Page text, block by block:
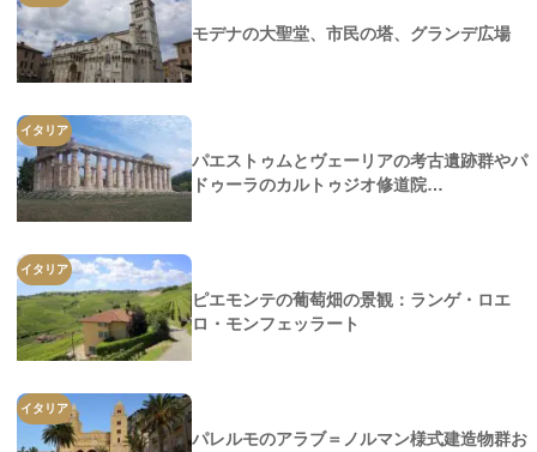
モデナの大聖堂、市民の塔、グランデ広場
イタリア
パエストゥムとヴェーリアの考古遺跡群やパ
ドゥーラのカルトゥジオ修道院…
イタリア
ピエモンテの葡萄畑の景観：ランゲ・ロエ
ロ・モンフェッラート
イタリア
パレルモのアラブ＝ノルマン様式建造物群お